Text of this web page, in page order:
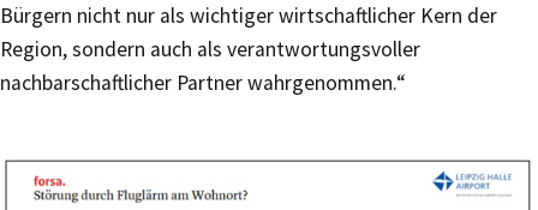
Bürgern nicht nur als wichtiger wirtschaftlicher Kern der
Region, sondern auch als verantwortungsvoller
nachbarschaftlicher Partner wahrgenommen.“